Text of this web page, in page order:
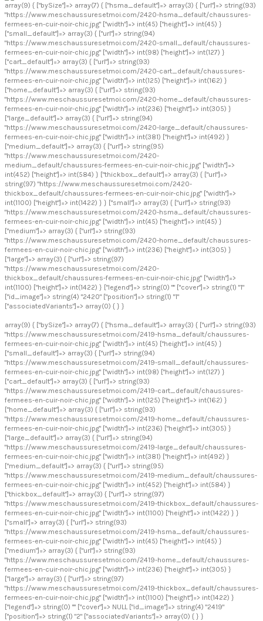
array(9) { ["bySize"]=> array(7) { ["hsma_default"]=> array(3) { ["url"]=> string(93)
"https://www.meschaussuresetmoi.com/2420-hsma_default/chaussures-
fermees-en-cuir-noir-chic.jpg" ["width"]=> int(45) ["height"]=> int(45) }
["small_default"]=> array(3) { ["url"]=> string(94)
"https://www.meschaussuresetmoi.com/2420-small_default/chaussures-
fermees-en-cuir-noir-chic.jpg" ["width"]=> int(98) ["height"]=> int(127) }
["cart_default"]=> array(3) { ["url"]=> string(93)
"https://www.meschaussuresetmoi.com/2420-cart_default/chaussures-
fermees-en-cuir-noir-chic.jpg" ["width"]=> int(125) ["height"]=> int(162) }
["home_default"]=> array(3) { ["url"]=> string(93)
"https://www.meschaussuresetmoi.com/2420-home_default/chaussures-
fermees-en-cuir-noir-chic.jpg" ["width"]=> int(236) ["height"]=> int(305) }
["large_default"]=> array(3) { ["url"]=> string(94)
"https://www.meschaussuresetmoi.com/2420-large_default/chaussures-
fermees-en-cuir-noir-chic.jpg" ["width"]=> int(381) ["height"]=> int(492) }
["medium_default"]=> array(3) { ["url"]=> string(95)
"https://www.meschaussuresetmoi.com/2420-
medium_default/chaussures-fermees-en-cuir-noir-chic.jpg" ["width"]=>
int(452) ["height"]=> int(584) } ["thickbox_default"]=> array(3) { ["url"]=>
string(97) "https://www.meschaussuresetmoi.com/2420-
thickbox_default/chaussures-fermees-en-cuir-noir-chic.jpg" ["width"]=>
int(1100) ["height"]=> int(1422) } } ["small"]=> array(3) { ["url"]=> string(93)
"https://www.meschaussuresetmoi.com/2420-hsma_default/chaussures-
fermees-en-cuir-noir-chic.jpg" ["width"]=> int(45) ["height"]=> int(45) }
["medium"]=> array(3) { ["url"]=> string(93)
"https://www.meschaussuresetmoi.com/2420-home_default/chaussures-
fermees-en-cuir-noir-chic.jpg" ["width"]=> int(236) ["height"]=> int(305) }
["large"]=> array(3) { ["url"]=> string(97)
"https://www.meschaussuresetmoi.com/2420-
thickbox_default/chaussures-fermees-en-cuir-noir-chic.jpg" ["width"]=>
int(1100) ["height"]=> int(1422) } ["legend"]=> string(0) "" ["cover"]=> string(1) "1"
["id_image"]=> string(4) "2420" ["position"]=> string(1) "1"
["associatedVariants"]=> array(0) { } }
array(9) { ["bySize"]=> array(7) { ["hsma_default"]=> array(3) { ["url"]=> string(93)
"https://www.meschaussuresetmoi.com/2419-hsma_default/chaussures-
fermees-en-cuir-noir-chic.jpg" ["width"]=> int(45) ["height"]=> int(45) }
["small_default"]=> array(3) { ["url"]=> string(94)
"https://www.meschaussuresetmoi.com/2419-small_default/chaussures-
fermees-en-cuir-noir-chic.jpg" ["width"]=> int(98) ["height"]=> int(127) }
["cart_default"]=> array(3) { ["url"]=> string(93)
"https://www.meschaussuresetmoi.com/2419-cart_default/chaussures-
fermees-en-cuir-noir-chic.jpg" ["width"]=> int(125) ["height"]=> int(162) }
["home_default"]=> array(3) { ["url"]=> string(93)
"https://www.meschaussuresetmoi.com/2419-home_default/chaussures-
fermees-en-cuir-noir-chic.jpg" ["width"]=> int(236) ["height"]=> int(305) }
["large_default"]=> array(3) { ["url"]=> string(94)
"https://www.meschaussuresetmoi.com/2419-large_default/chaussures-
fermees-en-cuir-noir-chic.jpg" ["width"]=> int(381) ["height"]=> int(492) }
["medium_default"]=> array(3) { ["url"]=> string(95)
"https://www.meschaussuresetmoi.com/2419-medium_default/chaussures-
fermees-en-cuir-noir-chic.jpg" ["width"]=> int(452) ["height"]=> int(584) }
["thickbox_default"]=> array(3) { ["url"]=> string(97)
"https://www.meschaussuresetmoi.com/2419-thickbox_default/chaussures-
fermees-en-cuir-noir-chic.jpg" ["width"]=> int(1100) ["height"]=> int(1422) } }
["small"]=> array(3) { ["url"]=> string(93)
"https://www.meschaussuresetmoi.com/2419-hsma_default/chaussures-
fermees-en-cuir-noir-chic.jpg" ["width"]=> int(45) ["height"]=> int(45) }
["medium"]=> array(3) { ["url"]=> string(93)
"https://www.meschaussuresetmoi.com/2419-home_default/chaussures-
fermees-en-cuir-noir-chic.jpg" ["width"]=> int(236) ["height"]=> int(305) }
["large"]=> array(3) { ["url"]=> string(97)
"https://www.meschaussuresetmoi.com/2419-thickbox_default/chaussures-
fermees-en-cuir-noir-chic.jpg" ["width"]=> int(1100) ["height"]=> int(1422) }
["legend"]=> string(0) "" ["cover"]=> NULL ["id_image"]=> string(4) "2419"
["position"]=> string(1) "2" ["associatedVariants"]=> array(0) { } }